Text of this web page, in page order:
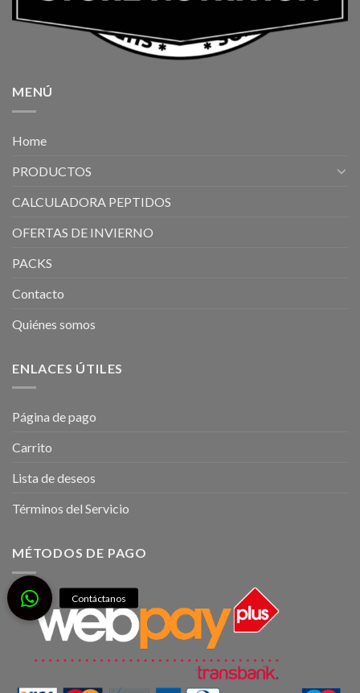
MENÚ
Home
PRODUCTOS
CALCULADORA PEPTIDOS
OFERTAS DE INVIERNO
PACKS
Contacto
Quiénes somos
ENLACES ÚTILES
Página de pago
Carrito
Lista de deseos
Términos del Servicio
MÉTODOS DE PAGO